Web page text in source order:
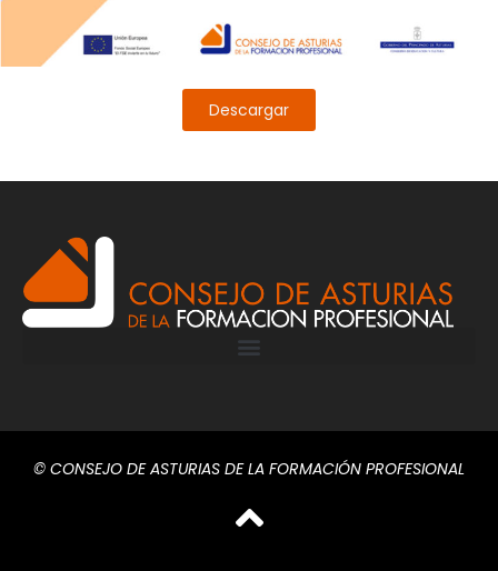
Descargar
© CONSEJO DE ASTURIAS DE LA FORMACIÓN PROFESIONAL